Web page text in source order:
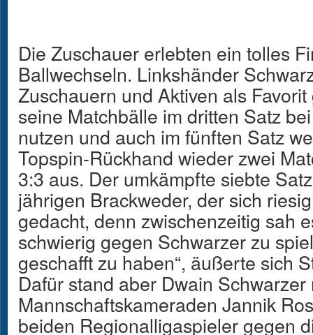
Die Zuschauer erlebten ein tolles
Ballwechseln. Linkshänder
Zuschauern und Aktiven als
seine Matchbälle im dritten Satz
nutzen und auch im fünften Satz
Topspin-Rückhand wieder zwei
3:3 aus. Der umkämpfte siebte
jährigen Brackweder, der sich
gedacht, denn zwischenzeitig sah
schwierig gegen Schwarzer zu
geschafft zu haben“, äußerte sich
Dafür stand aber Dwain
Mannschaftskameraden Jannik
beiden Regionalligaspieler gegen